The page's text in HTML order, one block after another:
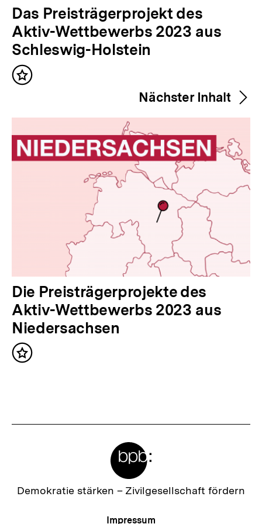
V
o
r
h
e
i
g
e
t
:
Das Preisträgerprojekt des
Aktiv-Wettbewerbs 2023 aus
Schleswig-Holstein
Inhalt
Nächster Inhalt
N
ä
c
h
s
a
Die Preisträgerprojekte des
Aktiv-Wettbewerbs 2023 aus
Niedersachsen
Inhalt
Zur
Demokratie stärken – Zivilgesellschaft fördern
Meta-
Impressum